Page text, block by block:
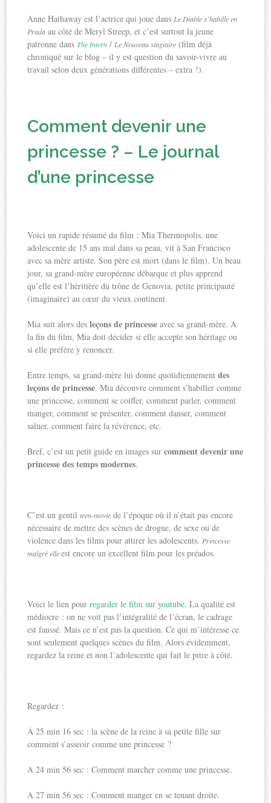
Anne Hathaway est l’actrice qui joue dansLe Diable s’habille en
Prada au côté de Meryl Streep, et c’est surtout la jeune
patronne dansThe Intern /Le Nouveau stagiaire (film déjà
chroniqué sur le blog – il y est question du savoir-vivre au
travail selon deux générations différentes – extra !).
Comment devenir une
princesse ? – Le journal
d’une princesse
Voici un rapide résumé du film : Mia Thermopolis, une
adolescente de 15 ans mal dans sa peau, vit à San Francisco
avec sa mère artiste. Son père est mort (dans le film). Un beau
jour, sa grand-mère européenne débarque et plus apprend
qu’elle est l’héritière du trône de Genovia, petite principauté
(imaginaire) au cœur du vieux continent.
Mia suit alors desleçons de princesse avec sa grand-mère. A
la fin du film, Mia doit décider si elle accepte son héritage ou
si elle préfère y renoncer.
Entre temps, sa grand-mère lui donne quotidiennementdes
leçons de princesse. Mia découvre comment s’habiller comme
une princesse, comment se coiffer, comment parler, comment
manger, comment se présenter, comment danser, comment
saluer, comment faire la révérence, etc.
Bref, c’est un petit guide en images surcomment devenir une
princesse des temps modernes.
C’est un gentilteen-movie de l’époque où il n’était pas encore
nécessaire de mettre des scènes de drogue, de sexe ou de
violence dans les films pour attirer les adolescents.Princesse
malgré elleest encore un excellent film pour les préados.
Voici le lien pourregarder le film sur youtube. La qualité est
médiocre : on ne voit pas l’intégralité de l’écran, le cadrage
est faussé. Mais ce n’est pas la question. Ce qui m’intéresse ce
sont seulement quelques scènes du film. Alors évidemment,
regardez la reine et non l’adolescente qui fait le pitre à côté.
Regardez :
À 25 min 16 sec : la scène de la reine à sa petite fille sur
comment s’asseoir comme une princesse ?
A 24 min 56 sec : Comment marcher comme une princesse.
A 27 min 56 sec : Comment manger en se tenant droite.